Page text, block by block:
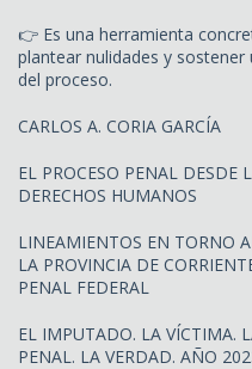
👉 Es una herramienta
plantear nulidades y
del proceso.
CARLOS A. CORIA GARCÍA
EL PROCESO PENAL DESDE
DERECHOS HUMANOS
LINEAMIENTOS EN TORNO
LA PROVINCIA DE
PENAL FEDERAL
EL IMPUTADO. LA VÍCTIMA.
PENAL. LA VERDAD. AÑO